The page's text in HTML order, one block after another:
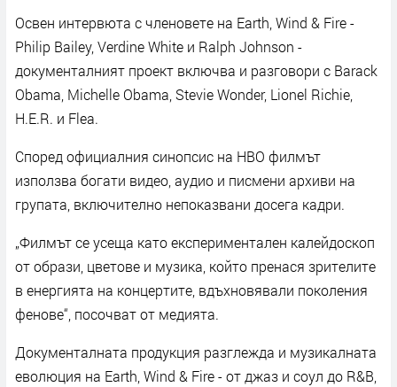
Освен интервюта с членовете на Earth, Wind & Fire -
Philip Bailey, Verdine White и Ralph Johnson -
документалният проект включва и разговори с Barack
Obama, Michelle Obama, Stevie Wonder, Lionel Richie,
H.E.R. и Flea.
Според официалния синопсис на HBO филмът
използва богати видео, аудио и писмени архиви на
групата, включително непоказвани досега кадри.
„Филмът се усеща като експериментален калейдоскоп
от образи, цветове и музика, който пренася зрителите
в енергията на концертите, вдъхновявали поколения
фенове“, посочват от медията.
Документалната продукция разглежда и музикалната
еволюция на Earth, Wind & Fire - от джаз и соул до R&B,